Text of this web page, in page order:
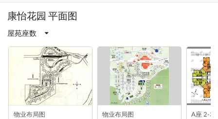
康怡花园 平面图
屋苑座数
物业布局图 物业布局图 A座 2-